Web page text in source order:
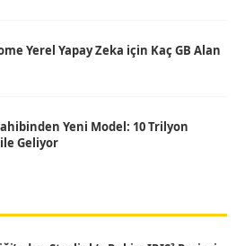
Yerel Yapay Zeka için Kaç GB Alan
Yeni Model: 10 Trilyon
Geliyor